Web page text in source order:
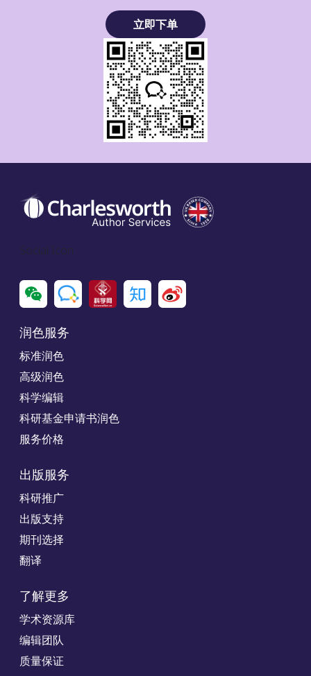
立即下单
Social Icon
润色服务
标准润色
高级润色
科学编辑
科研基金申请书润色
服务价格
出版服务
科研推广
出版支持
期刊选择
翻译
了解更多
学术资源库
编辑团队
质量保证